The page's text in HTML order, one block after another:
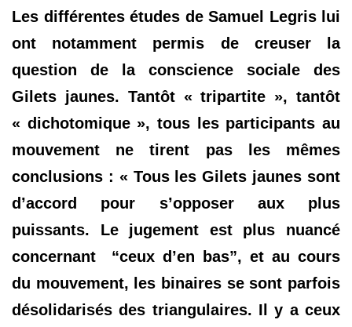
Les différentes études de Samuel Legris lui
ont notamment permis de creuser la
question de la conscience sociale des
Gilets jaunes. Tantôt « tripartite », tantôt
« dichotomique », tous les participants au
mouvement ne tirent pas les mêmes
conclusions : « Tous les Gilets jaunes sont
d’accord pour s’opposer aux plus
puissants. Le jugement est plus nuancé
concernant “ceux d’en bas”, et au cours
du mouvement, les binaires se sont parfois
désolidarisés des triangulaires. Il y a ceux